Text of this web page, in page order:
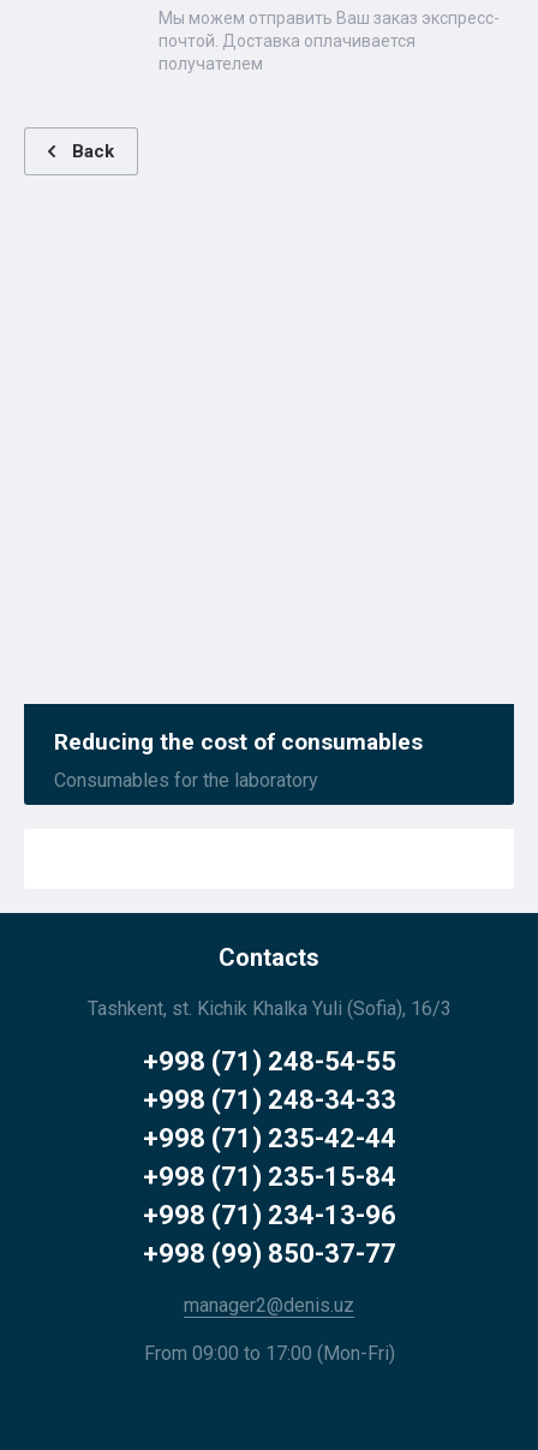
Reducing the cost of consumables
Consumables for the laboratory
Мы можем отправить Ваш заказ экспресс-
почтой. Доставка оплачивается
получателем
Back
Contacts
Tashkent, st. Kichik Khalka Yuli (Sofia), 16/3
+998 (71) 248-54-55
+998 (71) 248-34-33
+998 (71) 235-42-44
+998 (71) 235-15-84
+998 (71) 234-13-96
+998 (99) 850-37-77
manager2@denis.uz
From 09:00 to 17:00 (Mon-Fri)